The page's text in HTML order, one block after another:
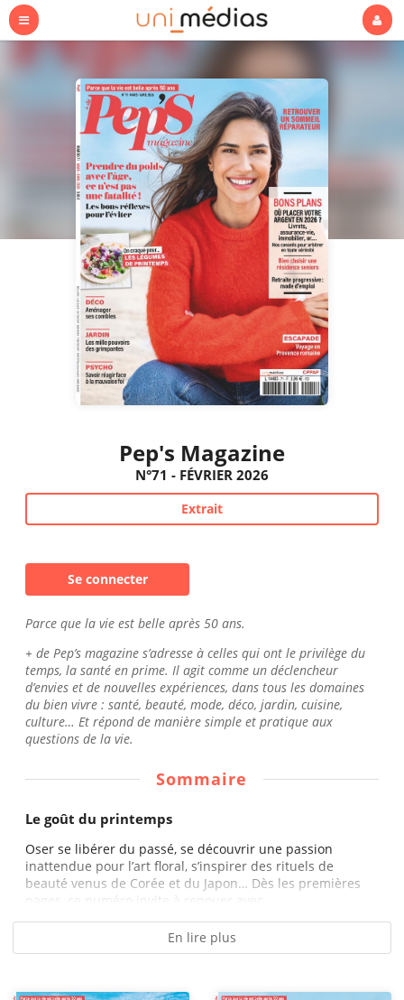
Pep's Magazine
N°71 - FÉVRIER 2026
Extrait
Se connecter
Parce que la vie est belle après 50 ans.
+ de Pep’s magazine s’adresse à celles qui ont le privilège du
temps, la santé en prime. Il agit comme un déclencheur
d’envies et de nouvelles expériences, dans tous les domaines
du bien vivre : santé, beauté, mode, déco, jardin, cuisine,
culture… Et répond de manière simple et pratique aux
questions de la vie.
Sommaire
Le goût du printemps
Oser se libérer du passé, se découvrir une passion
inattendue pour l’art floral, s’inspirer des rituels de
beauté venus de Corée et du Japon… Dès les premières
pages, ce numéro invite à renouer avec...
En lire plus